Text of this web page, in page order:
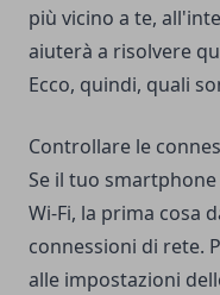
più vicino a te,
aiuterà a risolvere
Ecco, quindi, quali
Controllare le
Se il tuo
Wi-Fi, la prima cosa
connessioni di rete.
alle impostazioni